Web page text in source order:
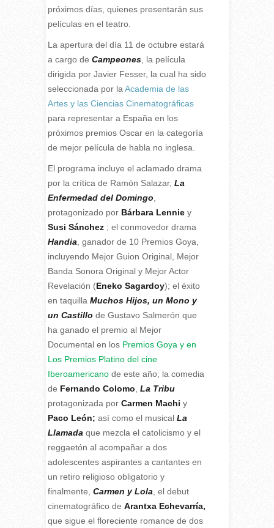
próximos días, quienes presentarán sus
películas en el teatro.
La apertura del día 11 de octubre estará
a cargo de Campeones, la película
dirigida por Javier Fesser, la cual ha sido
seleccionada por la Academia de las
Artes y las Ciencias Cinematográficas
para representar a España en los
próximos premios Oscar en la categoría
de mejor película de habla no inglesa.
El programa incluye el aclamado drama
por la crítica de Ramón Salazar, La
Enfermedad del Domingo
protagonizado por Bárbara Lenniey
Susi Sánchez; el conmovedor drama
Handia , ganador de 10 Premios Goya,
incluyendo Mejor Guion Original, Mejor
Banda Sonora Original y Mejor Actor
Revelación (Eneko Sagardoy); el éxito
en taquilla Muchos Hijos, un Mono y
un Castillo de Gustavo Salmerón que
ha ganado el premio al Mejor
Documental en los Premios Goya y en
Los Premios Platino del cine
Iberoamericanode este año; la comedia
de Fernando Colomo La Tribu
protagonizada por Carmen Machi y
Paco León; así como el musical La
Llamada que mezcla el catolicismo y el
reggaetón al acompañar a dos
adolescentes aspirantes a cantantes en
un retiro religioso obligatorio y
finalmente, Carmen y Lola , el debut
cinematográfico de Arantxa Echevarría,
que sigue el floreciente romance de dos